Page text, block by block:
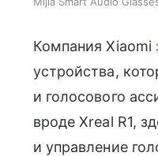
Компания Xiaomi
устройства,
и голосового
вроде Xreal R1,
и управление